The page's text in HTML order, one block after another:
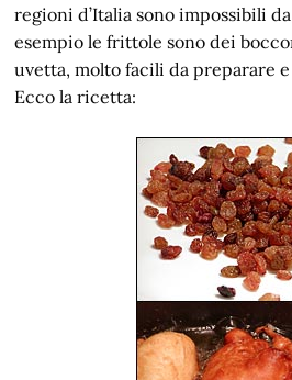
regioni d’Italia sono impossibili
esempio le frittole sono dei
uvetta, molto facili da preparare
Ecco la ricetta: